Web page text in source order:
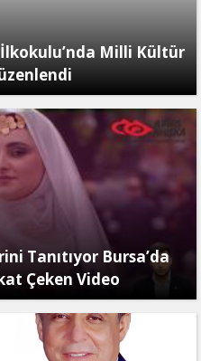
Milli Kültür
Tanıtıyor Bursa’da
Çeken Video